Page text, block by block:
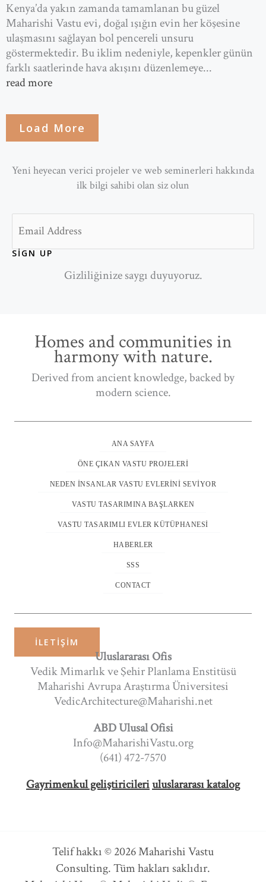
Kenya’da yakın zamanda tamamlanan bu güzel
Maharishi Vastu evi, doğal ışığın evin her köşesine
ulaşmasını sağlayan bol pencereli unsuru
göstermektedir. Bu iklim nedeniyle, kepenkler günün
farklı saatlerinde hava akışını düzenlemeye...
read more
Load More
Yeni heyecan verici projeler ve web seminerleri hakkında
ilk bilgi sahibi olan siz olun
SIGN UP
Gizliliğinize saygı duyuyoruz.
Homes and communities in
harmony with nature.
Derived from ancient knowledge, backed by
modern science.
ANA SAYFA
ÖNE ÇIKAN VASTU PROJELERI
NEDEN İNSANLAR VASTU EVLERINI SEVIYOR
VASTU TASARIMINA BAŞLARKEN
VASTU TASARIMLI EVLER KÜTÜPHANESI
HABERLER
SSS
CONTACT
İLETIŞIM
Uluslararası Ofis
Vedik Mimarlık ve Şehir Planlama Enstitüsü
Maharishi Avrupa Araştırma Üniversitesi
VedicArchitecture@Maharishi.net
ABD Ulusal Ofisi
Info@MaharishiVastu.org
(641) 472-7570
Gayrimenkul geliştiricileriuluslararası katalog
Telif hakkı © 2026 Maharishi Vastu
Consulting. Tüm hakları saklıdır.